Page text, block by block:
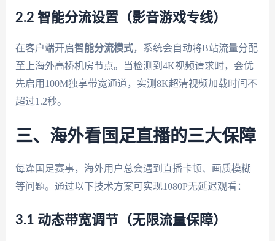
2.2 智能分流设置（影音游戏专线）
在客户端开启智能分流模式，系统会自动将B站流量分配
至上海外高桥机房节点。当检测到4K视频请求时，会优
先启用100M独享带宽通道，实测8K超清视频加载时间不
超过1.2秒。
三、海外看国足直播的三大保障
每逢国足赛事，海外用户总会遇到直播卡顿、画质模糊
等问题。通过以下技术方案可实现1080P无延迟观看：
3.1 动态带宽调节（无限流量保障）